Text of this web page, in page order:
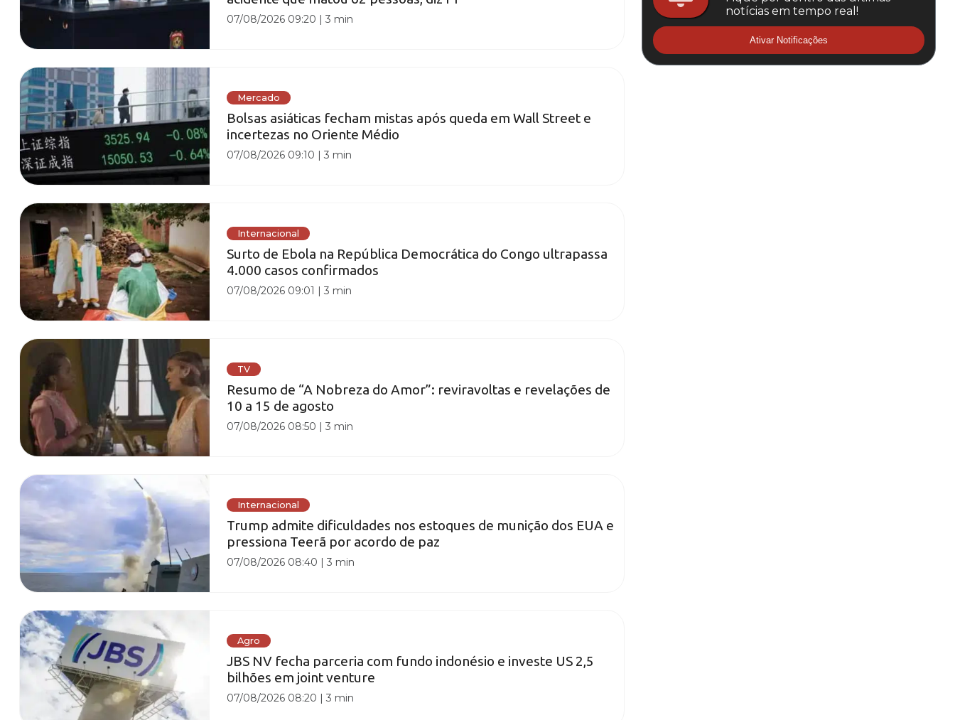
07/08/2026 09:20 |3 min
Mercado
Bolsas asiáticas fecham mistas após queda em Wall Street e
incertezas no Oriente Médio
07/08/2026 09:10 |3 min
Internacional
Surto de Ebola na República Democrática do Congo ultrapassa
4.000 casos confirmados
07/08/2026 09:01 |3 min
TV
Resumo de “A Nobreza do Amor”: reviravoltas e revelações de
10 a 15 de agosto
07/08/2026 08:50 |3 min
Internacional
Trump admite dificuldades nos estoques de munição dos EUA e
pressiona Teerã por acordo de paz
07/08/2026 08:40 |3 min
Agro
JBS NV fecha parceria com fundo indonésio e investe US 2,5
bilhões em joint venture
07/08/2026 08:20 |3 min
notícias em tempo real!
Ativar Notificações